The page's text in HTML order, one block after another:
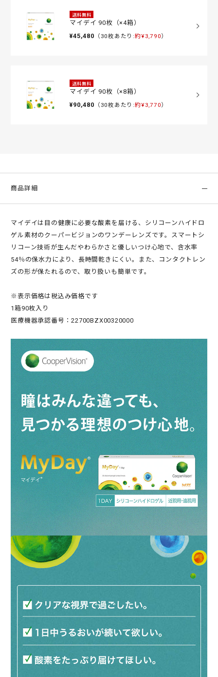
送料無料
マイデイ 90枚（×4箱）
¥45,480 （30枚あたり:約¥3,790）
送料無料
マイデイ 90枚（×8箱）
¥90,480 （30枚あたり:約¥3,770）
商品詳細
マイデイは目の健康に必要な酸素を届ける、シリコーンハイドロ
ゲル素材のクーパービジョンのワンデーレンズです。スマートシ
リコーン技術が生んだやわらかさと優しいつけ心地で、含水率
54％の保水力により、長時間乾きにくい。また、コンタクトレン
ズの形が保たれるので、取り扱いも簡単です。
※表示価格は税込み価格です
1箱90枚入り
医療機器承認番号：22700BZX00320000